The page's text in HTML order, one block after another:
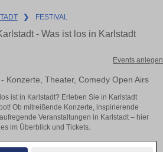
❯ FESTIVAL
- Was ist los in Karlstadt
Events anlegen
Konzerte, Theater, Comedy Open Airs
ist in Karlstadt? Erleben Sie in Karlstadt
Ob mitreißende Konzerte, inspirierende
Veranstaltungen in Karlstadt – hier
im Überblick und Tickets.